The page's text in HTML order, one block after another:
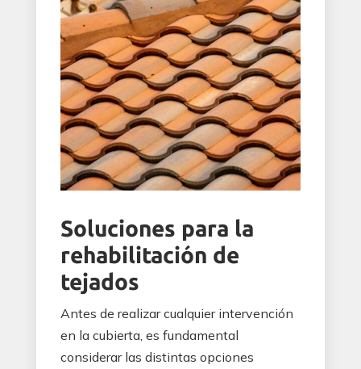
Soluciones para la
rehabilitación de
tejados
Antes de realizar cualquier intervención
en la cubierta, es fundamental
considerar las distintas opciones